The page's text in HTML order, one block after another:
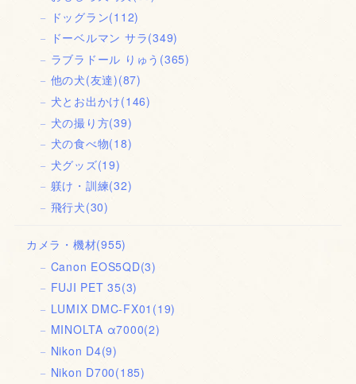
ドッグラン(112)
ドーベルマン サラ(349)
ラブラドール りゅう (365)
他の犬(友達)(87)
犬とお出かけ(146)
犬の撮り方(39)
犬の食べ物(18)
犬グッズ(19)
躾け・訓練(32)
飛行犬(30)
カメラ・機材(955)
Canon EOS5QD(3)
FUJI PET 35(3)
LUMIX DMC-FX01 (19)
MINOLTA α7000(2)
Nikon D4(9)
Nikon D700(185)